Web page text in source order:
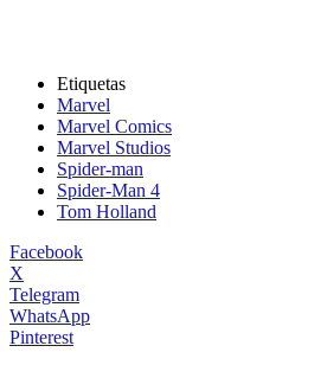
Etiquetas
Marvel
Marvel Comics
Marvel Studios
Spider-man
Spider-Man 4
Tom Holland
Facebook
X
Telegram
WhatsApp
Pinterest